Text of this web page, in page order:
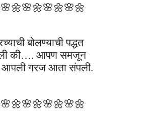
🌸🌼🌸🌼🌸🌼🌸🌼
बोलण्याची पद्धत
की…. आपण समजून
गरज आता संपली.
🌸🌼🌸🌼🌸🌼🌸🌼